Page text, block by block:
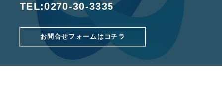
TEL:0270-30-3335
お問合せフォームはコチラ